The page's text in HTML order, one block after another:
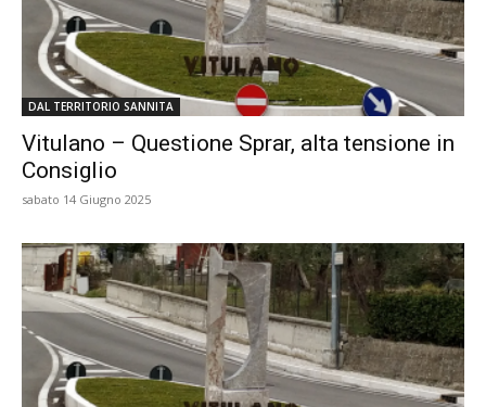
DAL TERRITORIO SANNITA
Vitulano – Questione Sprar, alta tensione in
Consiglio
sabato 14 Giugno 2025